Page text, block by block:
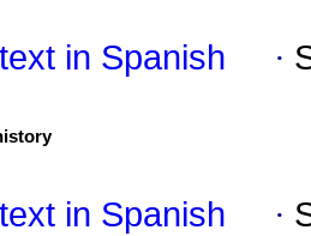
text in Spanish ·
text in Spanish ·